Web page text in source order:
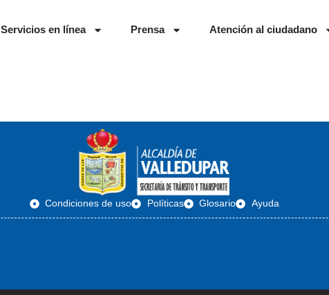
Servicios en línea Prensa Atención al ciudadano
Condiciones de uso Políticas Glosario Ayuda